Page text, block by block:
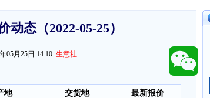
态（2022-05-25）
05月25日 14:10 生意社
地 交货地 最新报价